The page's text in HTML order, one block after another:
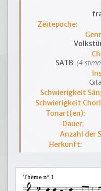
Zeitepoche:
SATB (4-
Schwierigkeit
Schwierigkeit
Tonart(en):
Dauer:
Anzahl der
Herkunft: